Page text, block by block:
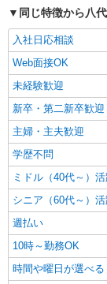
同じ特徴から八
入社日応相談
Web面接OK
未経験歓迎
新卒・第二新卒歓迎
主婦・主夫歓迎
学歴不問
ミドル（40代～）
シニア（60代～）
週払い
10時～勤務OK
時間や曜日が選べ